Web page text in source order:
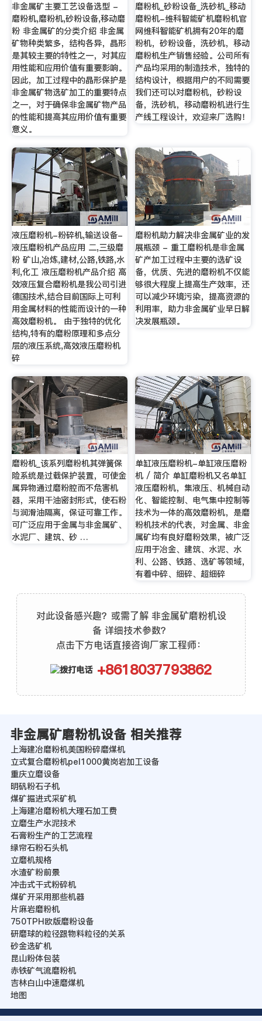
非金属矿主要工艺设备选型 -
磨粉机,磨粉机,砂粉设备,移动磨
粉 非金属矿的分类介绍 非金属
矿物种类繁多，结构各异，晶形
是其较主要的特性之一，对其应
用性能和应用价值有重要影响。
因此，加工过程中的晶形保护是
非金属矿物选矿加工的重要特点
之一，对于确保非金属矿物产品
的性能和提高其应用价值有重要
意义。
磨粉机_砂粉设备_洗砂机_移动
磨粉机-维科智能矿机磨粉机官
网维科智能矿机拥有20年的磨
粉机，砂粉设备，洗砂机，移动
磨粉机生产销售经验。公司所有
产品均采用的制造技术，独特的
结构设计，根据用户的不同需要
我们还可以对磨粉机，砂粉设
备，洗砂机，移动磨粉机进行生
产线工程设计，欢迎来厂选购！
液压磨粉机-粉碎机,输送设备-
液压磨粉机产品应用 二,三级磨
粉 矿山,冶炼,建材,公路,铁路,水
利,化工 液压磨粉机产品介绍 高
效液压复合磨粉机是我公司引进
德国技术,结合目前国际上可利
用金属材料的性能而设计的一种
高效磨粉机。 由于独特的优化
结构,特有的磨粉原理和多点分
层的液压系统,高效液压磨粉机
碎
磨粉机助力解决非金属矿业的发
展瓶颈 - 重工磨粉机是非金属
矿产加工过程中主要的选矿设
备，优质、先进的磨粉机不仅能
够很大程度上提高生产效率，还
可以减少环境污染，提高资源的
利用率，助力非金属矿业早日解
决发展瓶颈。
磨粉机_该系列磨粉机其弹簧保
险系统是过载保护装置，可使金
属异物通过磨粉腔而不危害机
器，采用干油密封形式，使石粉
与润滑油隔离，保证可靠工作。
可广泛应用于金属与非金属矿、
水泥厂、建筑、砂 …
单缸液压磨粉机-单缸液压磨粉
机 / 简介 单缸磨粉机又名单缸
液压磨粉机，集液压、机械自动
化、智能控制、电气集中控制等
技术为一体的高效磨粉机，是磨
粉机技术的代表，对金属、非金
属矿均有良好磨粉效果，被广泛
应用于冶金、建筑、水泥、水
利、公路、铁路、选矿等领域，
有着中碎、细碎、超细碎
对此设备感兴趣？或需了解 非金属矿磨粉机设
备 详细技术参数？
点击下方电话直接咨询厂家工程师：
+8618037793862
非金属矿磨粉机设备 相关推荐
上海建冶磨粉机美国粉碎磨煤机
立式复合磨粉机pel1000黄岗岩加工设备
重庆立磨设备
明矾粉石子机
煤矿掘进式采矿机
上海建冶磨粉机大理石加工费
立磨生产水泥技术
石膏粉生产的工艺流程
绿帘石粉石头机
立磨机规格
水渣矿粉前景
冲击式干式粉碎机
煤矿开采用那些机器
片麻岩磨粉机
750TPH欧版磨粉设备
研磨球的粒径跟物料粒径的关系
砂金选矿机
昆山粉体包装
赤铁矿气流磨粉机
吉林白山中速磨煤机
地图